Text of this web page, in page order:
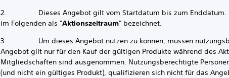
2. Dieses Angebot gilt vom Startdatum bis zum Enddatum.
im Folgenden als "Aktionszeitraum" bezeichnet.
3. Um dieses Angebot nutzen zu können, müssen
Angebot gilt nur für den Kauf der gültigen Produkte während des
Mitgliedschaften sind ausgenommen. Nutzungsberechtigte
(und nicht ein gültiges Produkt), qualifizieren sich nicht für das